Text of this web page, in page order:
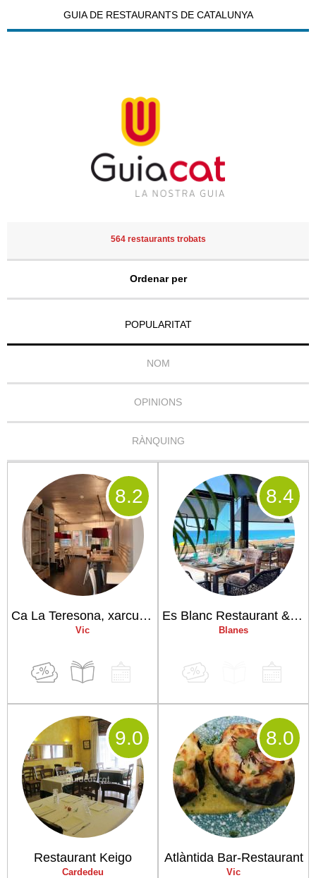
GUIA DE RESTAURANTS DE CATALUNYA
564 restaurants trobats
Ordenar per
POPULARITAT
NOM
OPINIONS
RÀNQUING
Ca La Teresona, xarcuteria & restaurant
Vic
8.2
Es Blanc Restaurant & Lounge Club
Blanes
8.4
Restaurant Keigo
Cardedeu
9.0
Atlàntida Bar-Restaurant
Vic
8.0